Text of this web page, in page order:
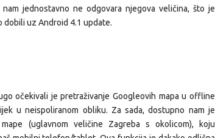
jednostavno ne odgovara njegova veličina, što je
dobili uz Android 4.1 update.
očekivali je pretraživanje Googleovih mapa u offline
u neispoliranom obliku. Za sada, dostupno nam je
(uglavnom veličine Zagreba s okolicom), koju